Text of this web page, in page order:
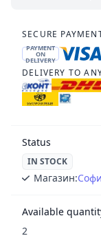
SECURE
PAYMENT
ON
DELIVERY
DELIVERY TO
Status
IN STOCK
Магазин:
Available
2